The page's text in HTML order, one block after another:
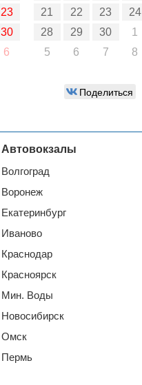
23
30
6
21
22 23 24
28
29 30 1
5
6 7 8
Поделиться
Автовокзалы
Волгоград
Воронеж
Екатеринбург
Иваново
Краснодар
Красноярск
Мин. Воды
Новосибирск
Омск
Пермь